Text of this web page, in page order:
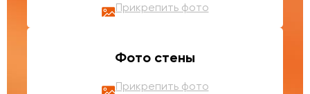
Прикрепить фото
Фото стены
Прикрепить фото